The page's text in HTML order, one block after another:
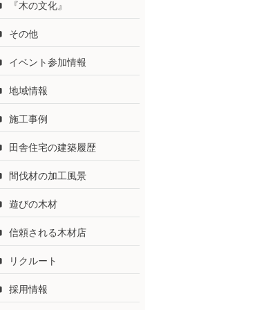
『木の文化』
その他
イベント参加情報
地域情報
施工事例
田舎住宅の建築履歴
間伐材の加工風景
遊びの木材
信頼される木材店
リクルート
採用情報